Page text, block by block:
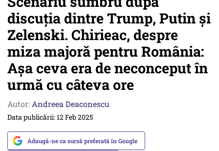
discuția dintre Trump, Putin și
Zelenski. Chirieac, despre
miza majoră pentru România:
Așa ceva era de neconceput în
urmă cu câteva ore
Autor: Andreea Deaconescu
Data publicării: 12 Feb 2025
Adaugă-ne ca sursă preferată în Google